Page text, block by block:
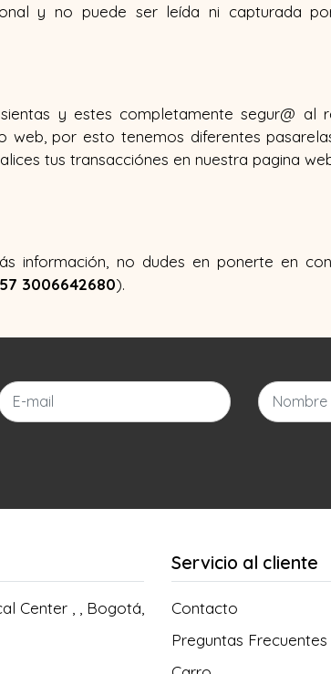
y no puede ser leída ni capturada
y estes completamente segur@ al
web, por esto tenemos diferentes
tus transacciónes en nuestra pagina
información, no dudes en ponerte en
3006642680).
Center , , Bogotá,
Servicio al cliente
Contacto
Preguntas Frecuentes